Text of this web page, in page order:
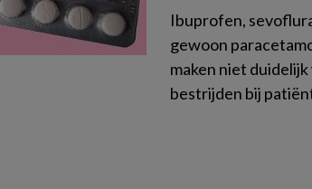
Ibuprofen,
gewoon
maken niet
bestrijden bij